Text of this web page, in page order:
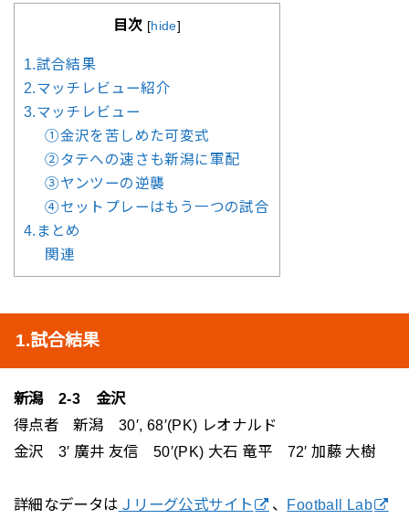
目次 [hide]
1.試合結果
2.マッチレビュー紹介
3.マッチレビュー
①金沢を苦しめた可変式
②タテへの速さも新潟に軍配
③ヤンツーの逆襲
④セットプレーはもう一つの試合
4.まとめ
関連
1.試合結果
新潟 2-3 金沢
得点者 新潟 30′, 68′(PK) レオナルド
金沢 3′ 廣井 友信 50′(PK) 大石 竜平 72′ 加藤 大樹
詳細なデータは Ｊリーグ公式サイト 、 Football Lab